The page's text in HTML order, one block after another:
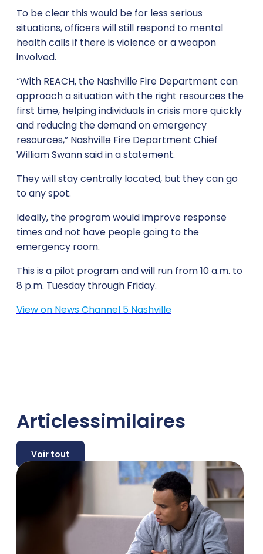
To be clear this would be for less serious
situations, officers will still respond to mental
health calls if there is violence or a weapon
involved.
“With REACH, the Nashville Fire Department can
approach a situation with the right resources the
first time, helping individuals in crisis more quickly
and reducing the demand on emergency
resources,” Nashville Fire Department Chief
William Swann said in a statement.
They will stay centrally located, but they can go
to any spot.
Ideally, the program would improve response
times and not have people going to the
emergency room.
This is a pilot program and will run from 10 a.m. to
8 p.m. Tuesday through Friday.
View on News Channel 5 Nashville
Articlessimilaires
Voir tout